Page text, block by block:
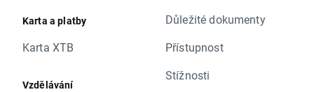
Karta a platby
Karta XTB
Vzdělávání
Důležité dokumenty
Přístupnost
Stížnosti